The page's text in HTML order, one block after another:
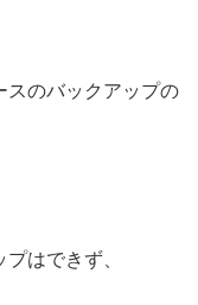
スのバックアップの
はできず、